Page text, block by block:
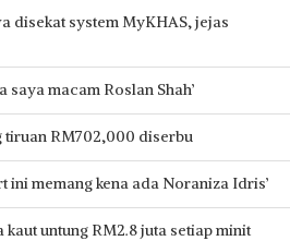
disekat system MyKHAS, jejas
saya macam Roslan Shah’
tiruan RM702,000 diserbu
ini memang kena ada Noraniza Idris’
untung RM2.8 juta setiap minit